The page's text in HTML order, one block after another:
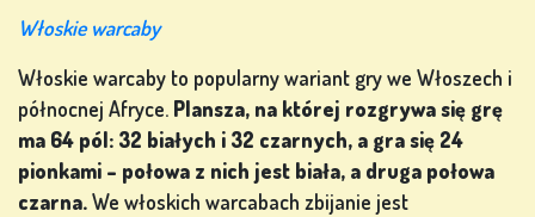
Włoskie warcaby
Włoskie warcaby to popularny wariant gry we Włoszech i
północnej Afryce. Plansza, na której rozgrywa się grę
ma 64 pól: 32 białych i 32 czarnych, a gra się 24
pionkami – połowa z nich jest biała, a druga połowa
czarna.We włoskich warcabach zbijanie jest